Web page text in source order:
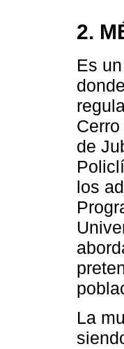
2.
Es
de
los
La